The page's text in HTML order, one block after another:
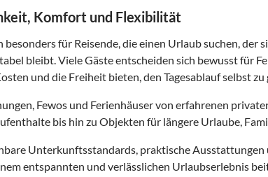
Komfort und Flexibilität
besonders für Reisende, die einen Urlaub suchen, der
bleibt. Viele Gäste entscheiden sich bewusst für
und die Freiheit bieten, den Tagesablauf selbst zu
Fewos und Ferienhäuser von erfahrenen
bis hin zu Objekten für längere Urlaube,
Unterkunftsstandards, praktische
entspannten und verlässlichen Urlaubserlebnis